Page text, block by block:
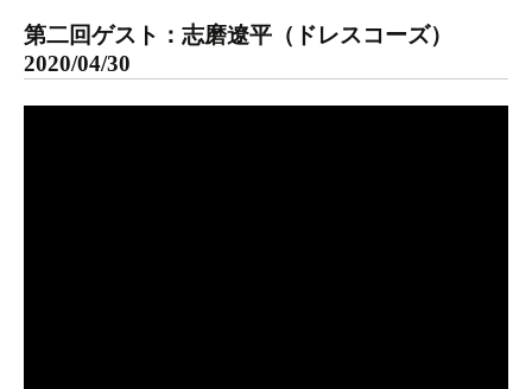
第二回ゲスト：志磨遼平（ドレスコーズ）
2020/04/30